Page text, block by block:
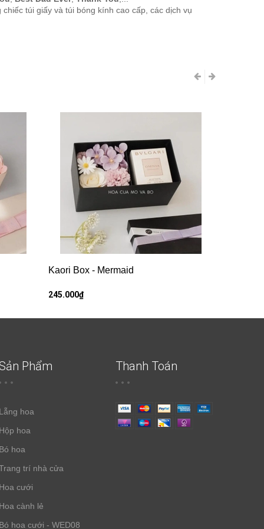
túi giấy và túi bóng kính cao cấp, các dịch vụ
Kaori Box - Mermaid
245.000₫
Phẩm
Lẵng hoa
Hộp hoa
Bó hoa
trí nhà cửa
Hoa cưới
Hoa cành lẻ
Bó hoa cưới - WED08
Thanh Toán